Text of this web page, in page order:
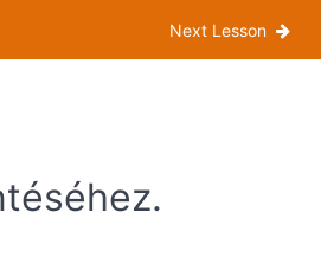
Next Lesson